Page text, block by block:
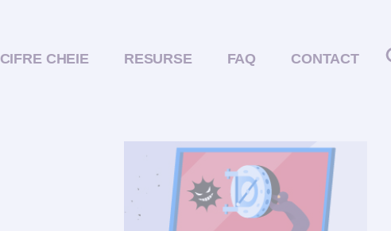
CIFRE CHEIE RESURSE FAQ CONTACT